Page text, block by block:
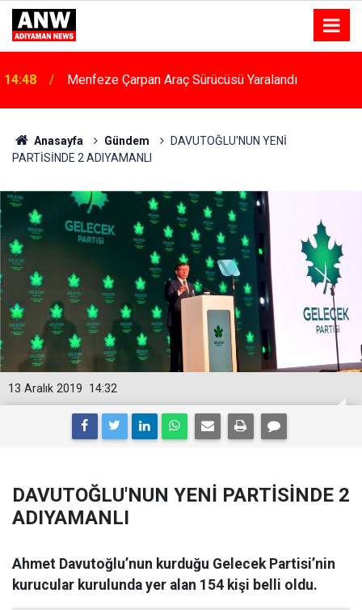
14:48 Menfeze Çarpan Araç Sürücüsü Yaralandı
Anasayfa Gündem
DAVUTOĞLU'NUN YENİ
PARTİSİNDE 2 ADIYAMANLI
14:32
13 Aralık 2019
DAVUTOĞLU'NUN YENİ PARTİSİNDE 2
ADIYAMANLI
Ahmet Davutoğlu’nun kurduğu Gelecek Partisi’nin
kurucular kurulunda yer alan 154 kişi belli oldu.